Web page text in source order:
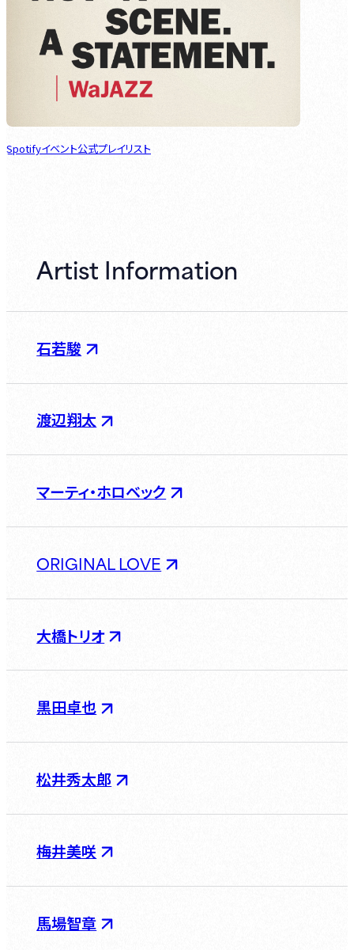
Spotifyイベント公式プレイリスト
Artist Information
石若駿
渡辺翔太
マーティ・ホロベック
ORIGINAL LOVE
大橋トリオ
黒田卓也
松井秀太郎
梅井美咲
馬場智章